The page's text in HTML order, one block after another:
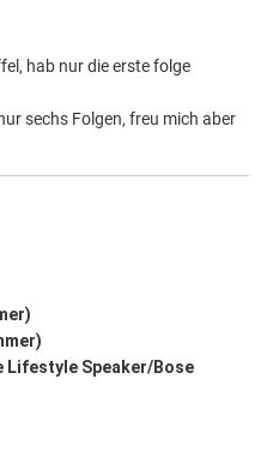
hab nur die erste folge
sechs Folgen, freu mich aber
Lifestyle Speaker/Bose